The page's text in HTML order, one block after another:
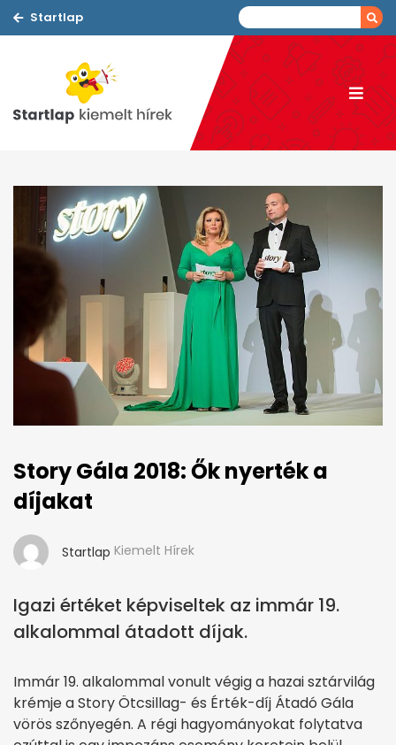
Startlap
Story Gála 2018: Ők nyerték a
díjakat
Startlap Kiemelt Hírek
Igazi értéket képviseltek az immár 19.
alkalommal átadott díjak.
Immár 19. alkalommal vonult végig a hazai sztárvilág
krémje a Story Ötcsillag- és Érték-díj Átadó Gála
vörös szőnyegén. A régi hagyományokat folytatva